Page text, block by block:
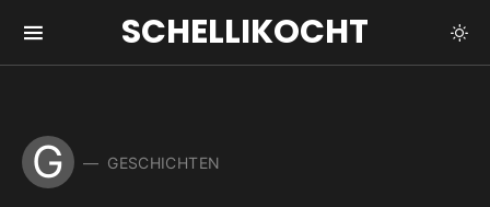
SCHELLIKOCHT
G GESCHICHTEN